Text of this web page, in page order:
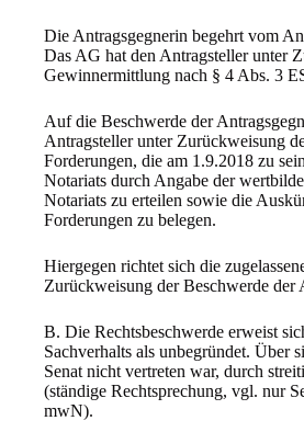
Die Antragsgegnerin begehrt vom
Das AG hat den Antragsteller unter
Gewinnermittlung nach § 4 Abs. 3
Auf die Beschwerde der
Antragsteller unter Zurückweisung
Forderungen, die am 1.9.2018 zu
Notariats durch Angabe der
Notariats zu erteilen sowie die
Forderungen zu belegen.
Hiergegen richtet sich die
Zurückweisung der Beschwerde der
B. Die Rechtsbeschwerde erweist
Sachverhalts als unbegründet. Über
Senat nicht vertreten war, durch
(ständige Rechtsprechung, vgl. nur
mwN).